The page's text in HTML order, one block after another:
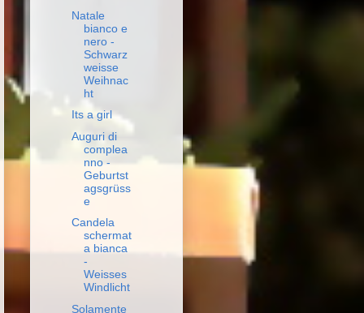
Natale
bianco e
nero -
Schwarz
weisse
Weihnac
ht
Its a girl
Auguri di
complea
nno -
Geburtst
agsgrüss
e
Candela
schermat
a bianca
-
Weisses
Windlicht
Solamente